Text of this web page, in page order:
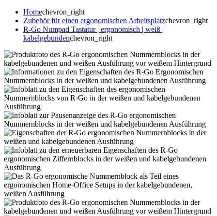
Homechevron_right
Zubehör für einen ergonomischen Arbeitsplatzchevron_right
R-Go Numpad Tastatur | ergonomisch | weiß |
kabelgebundenchevron_right